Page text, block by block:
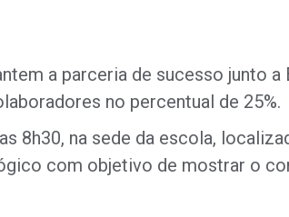
a parceria de sucesso junto
no percentual de 25%.
na sede da escola,
com objetivo de mostrar o